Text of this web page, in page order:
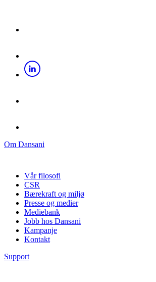
Om Dansani
Vår filosofi
CSR
Bærekraft og miljø
Presse og medier
Mediebank
Jobb hos Dansani
Kampanje
Kontakt
Support